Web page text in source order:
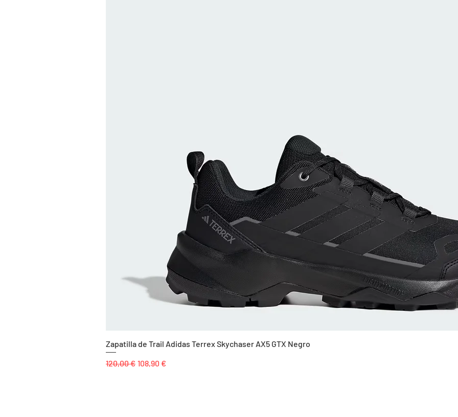
Zapatilla de Trail Adidas Terrex Skychaser AX5 GTX Negro
Precio
120,00 € Precio de oferta
108,90 €